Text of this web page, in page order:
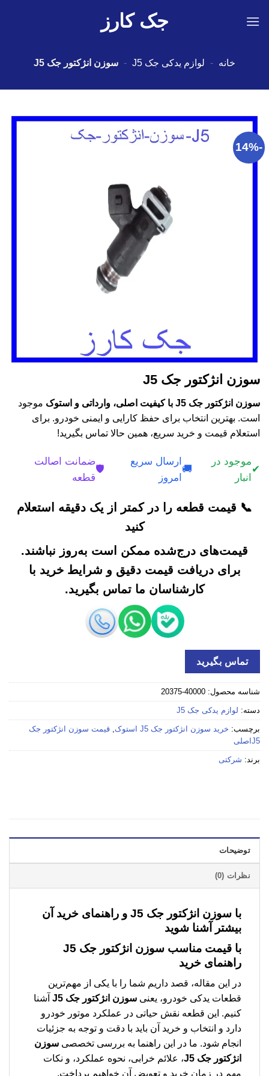
جک کارز
خانه - لوازم یدکی جک J5 - سوزن انژکتور جک J5
-14%
سوزن انژکتور جک J5
سوزن انژکتور جک J5 با کیفیت اصلی، وارداتی و استوک
موجود
است. بهترین انتخاب برای حفظ کارایی و ایمنی خودرو. برای
استعلام قیمت و خرید سریع، همین حالا تماس بگیرید!
✔
موجود در
انبار
🚚
ارسال سریع
امروز
🛡️
ضمانت اصالت
قطعه
📞 قیمت قطعه را در کمتر از یک دقیقه استعلام
کنید
قیمت‌های درج‌شده ممکن است به‌روز نباشند.
برای دریافت قیمت دقیق و شرایط خرید با
کارشناسان ما تماس بگیرید.
تماس بگیرید
شناسه محصول: 40000-20375
دسته: لوازم یدکی جک J5
برچسب: خرید سوزن انژکتور جک J5 استوک , قیمت سوزن انژکتور جک
J5اصلی
برند: شرکتی
توضیحات
نظرات (0)
با سوزن انژکتور جک J5
و راهنمای خرید آن
بیشتر آشنا شوید
با قیمت مناسب سوزن انژکتور جک J5
راهنمای خرید
در این مقاله، قصد داریم شما را با یکی از مهم‌ترین
قطعات یدکی خودرو، یعنی سوزن انژکتور جک J5
آشنا
کنیم. این قطعه نقش حیاتی در عملکرد موتور خودرو
دارد و انتخاب و خرید آن باید با دقت و توجه به جزئیات
انجام شود. ما در این راهنما به بررسی تخصصی سوزن
انژکتور جک J5
، علائم خرابی، نحوه عملکرد، و نکات
مهم در زمان خرید و تعویض آن خواهیم پرداخت.